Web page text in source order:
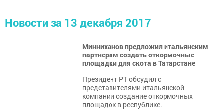
Новости за 13 декабря 2017
Минниханов предложил итальянским
партнерам создать откормочные
площадки для скота в Татарстане
Президент РТ обсудил с
представителями итальянской
компании создание откормочных
площадок в республике.